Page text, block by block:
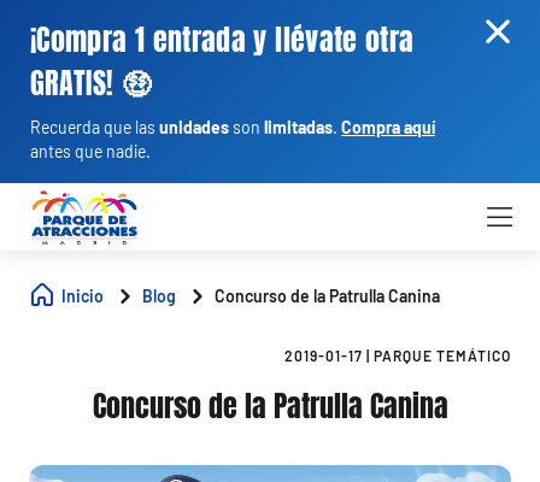
¡Compra 1 entrada y llévate otra
GRATIS! 🤑
Recuerda que las unidadesson limitadas. Compra aquí
antes que nadie.
Inicio Blog Concurso de la Patrulla Canina
2019-01-17 PARQUE TEMÁTICO
Concurso de la Patrulla Canina